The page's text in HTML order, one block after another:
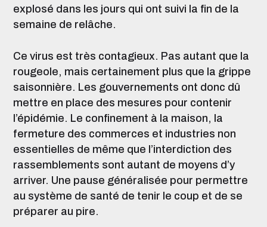
explosé dans les jours qui ont suivi la fin de la
semaine de relâche.
Ce virus est très contagieux. Pas autant que la
rougeole, mais certainement plus que la grippe
saisonnière. Les gouvernements ont donc dû
mettre en place des mesures pour contenir
l’épidémie. Le confinement à la maison, la
fermeture des commerces et industries non
essentielles de même que l’interdiction des
rassemblements sont autant de moyens d’y
arriver. Une pause généralisée pour permettre
au système de santé de tenir le coup et de se
préparer au pire.